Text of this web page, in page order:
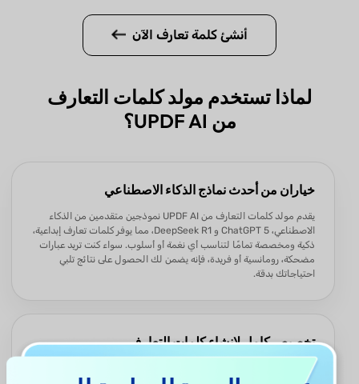
أنشئ كلمة تعارف الآن
لماذا تستخدم مولد كلمات التعارف
من UPDF AI؟
خياران من أحدث نماذج الذكاء الاصطناعي
يقدم مولد كلمات التعارف من UPDF AI نموذجين متقدمين من الذكاء
الاصطناعي، ChatGPT 5 و DeepSeek R1، مما يوفر كلمات تعارف إبداعية،
ذكية ومخصصة تمامًا لتناسب أي نغمة أو أسلوب. سواء كنت تريد عبارات
مضحكة، رومانسية أو فريدة، فإنه يضمن لك الحصول على نتائج تلبي
احتياجاتك بدقة.
تخصيص كامل لإنشاء كلمات التعارف